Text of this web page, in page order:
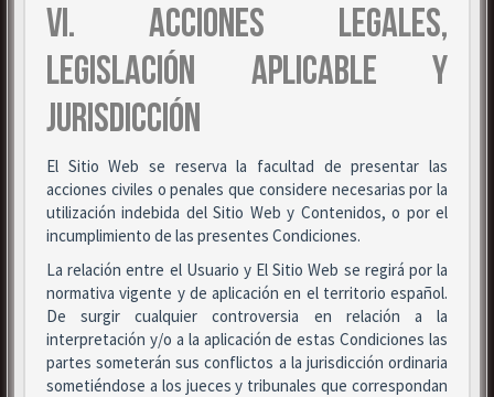
VI. ACCIONES LEGALES,
LEGISLACIÓN APLICABLE Y
JURISDICCIÓN
El Sitio Web se reserva la facultad de presentar las
acciones civiles o penales que considere necesarias por la
utilización indebida del Sitio Web y Contenidos, o por el
incumplimiento de las presentes Condiciones.
La relación entre el Usuario y El Sitio Web se regirá por la
normativa vigente y de aplicación en el territorio español.
De surgir cualquier controversia en relación a la
interpretación y/o a la aplicación de estas Condiciones las
partes someterán sus conflictos a la jurisdicción ordinaria
sometiéndose a los jueces y tribunales que correspondan